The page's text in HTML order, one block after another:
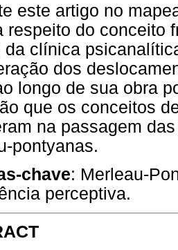
este artigo no
respeito do conceito
da clínica
dos
longo de sua obra
que os conceitos
na passagem
pontyanas.
chave: Merleau-
perceptiva.